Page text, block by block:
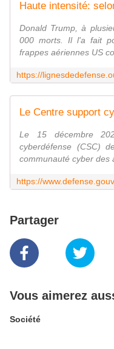
Donald Trump, à
000 morts. Il l'a fait
frappes aériennes US
Le 15 décembre
cyberdéfense (CSC)
communauté cyber des
Partager
Vous aimerez
Société